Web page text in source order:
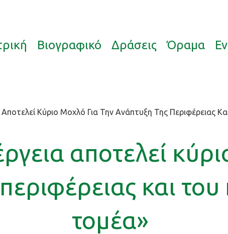
Βιογραφικό Δράσεις Όραμα
Αποτελεί Κύριο Μοχλό Για Την Ανάπτυξη Της Περιφέρειας
αποτελεί
και
τομέα»